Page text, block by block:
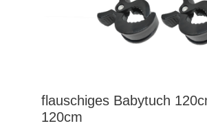
flauschiges Babytuch
120cm